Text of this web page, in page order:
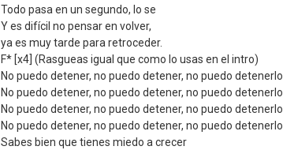
Todo pasa en un segundo, lo se
Y es difícil no pensar en volver,
ya es muy tarde para retroceder.
F* [x4] (Rasgueas igual que como lo usas en el intro)
No puedo detener, no puedo detener, no puedo detenerlo
No puedo detener, no puedo detener, no puedo detenerlo
No puedo detener, no puedo detener, no puedo detenerlo
No puedo detener, no puedo detener, no puedo detenerlo
Sabes bien que tienes miedo a crecer